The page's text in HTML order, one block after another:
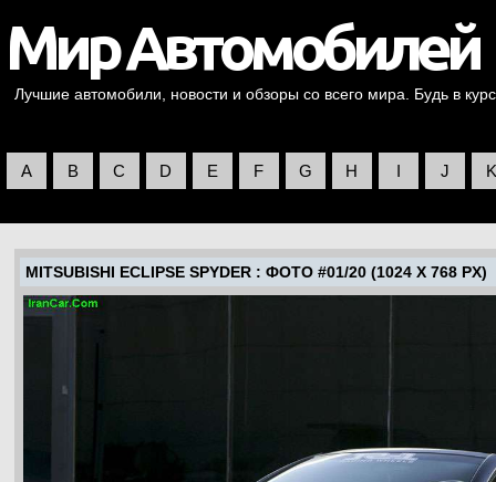
Лучшие автомобили, новости и обзоры со всего мира. Будь в
A B C D E F G H I J K
MITSUBISHI ECLIPSE SPYDER : ФОТО #01/20 (1024 X 768 PX)